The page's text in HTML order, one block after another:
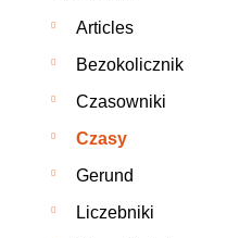
Articles
Bezokolicznik
Czasowniki
Czasy
Gerund
Liczebniki